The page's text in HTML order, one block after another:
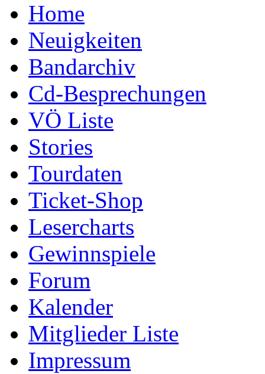
Home
Neuigkeiten
Bandarchiv
Cd-Besprechungen
VÖ Liste
Stories
Tourdaten
Ticket-Shop
Lesercharts
Gewinnspiele
Forum
Kalender
Mitglieder Liste
Impressum